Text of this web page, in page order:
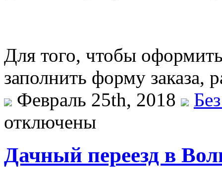
Для того, чтобы
заполнить форму заказа,
Февраль 25th, 2018
отключены
Дачный переезд в